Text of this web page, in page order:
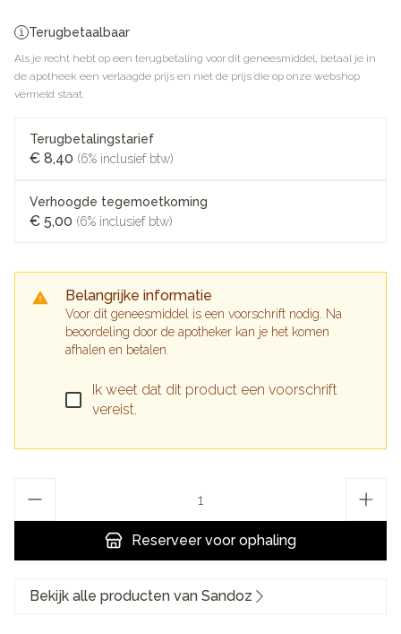
Terugbetaalbaar
Als je recht hebt op een terugbetaling voor dit geneesmiddel, betaal je in
de apotheek een verlaagde prijs en niet de prijs die op onze webshop
vermeld staat.
Terugbetalingstarief
€ 8,40 (6% inclusief btw)
Verhoogde tegemoetkoming
€ 5,00 (6% inclusief btw)
Belangrijke informatie
Voor dit geneesmiddel is een voorschrift nodig. Na
beoordeling door de apotheker kan je het komen
afhalen en betalen.
Ik weet dat dit product een voorschrift
vereist.
Reserveervoor ophaling
Bekijk alle producten van Sandoz